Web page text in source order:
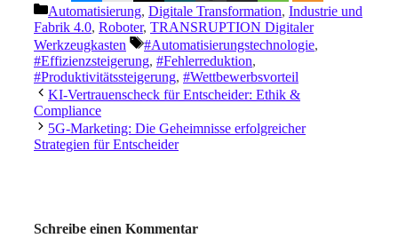
Kategorien
Automatisierung, Digitale Transformation, Industrie und
Fabrik 4.0, Roboter, TRANSRUPTION Digitaler
Werkzeugkasten
Schlagwörter
#Automatisierungstechnologie,
#Effizienzsteigerung, #Fehlerreduktion,
#Produktivitätssteigerung, #Wettbewerbsvorteil
KI-Vertrauenscheck für Entscheider: Ethik &
Compliance
5G-Marketing: Die Geheimnisse erfolgreicher
Strategien für Entscheider
Schreibe einen Kommentar